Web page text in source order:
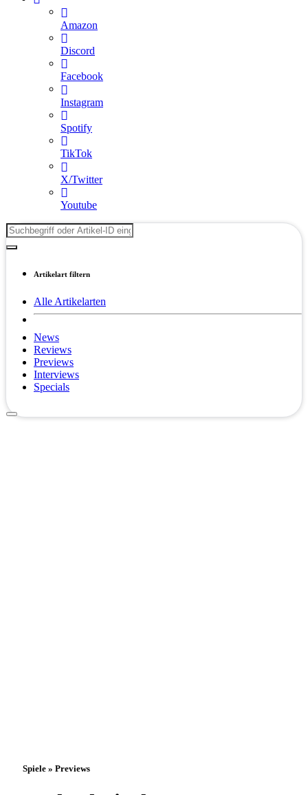
Amazon
Discord
Facebook
Instagram
Spotify
TikTok
X/Twitter
Youtube
Artikelart filtern
Alle Artikelarten
News
Reviews
Previews
Interviews
Specials
Spiele » Previews